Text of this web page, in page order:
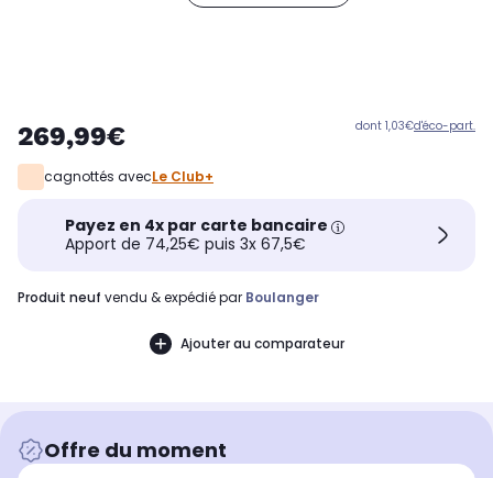
269,99€ dont 1,03€d'éco-part.
cagnottés avecLe Club+
Payez en 4x par carte bancaire
Apport de 74,25€ puis 3x 67,5€
produit neuf vendu & expédié par Boulanger
Ajouter au comparateur
Offre du moment